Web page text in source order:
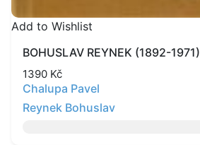
Add to Wishlist
BOHUSLAV REYNEK (1892-1971)
1390 Kč
Chalupa Pavel
Reynek Bohuslav